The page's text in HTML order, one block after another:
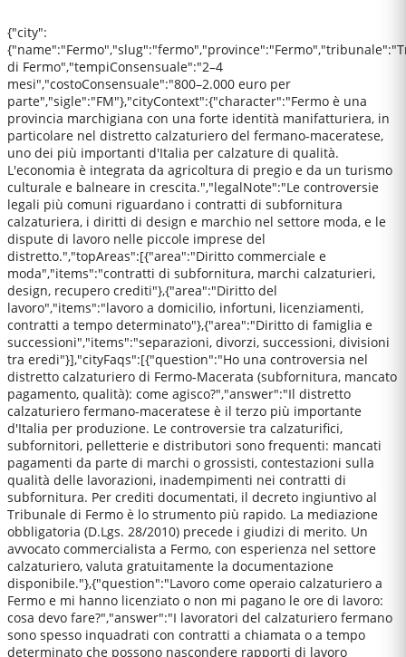
{"city":
di Fermo","tempiConsensuale":"2–4
mesi","costoConsensuale":"800–2.000 euro per
parte","sigle":"FM"},"cityContext":{"character":"Fermo è una
provincia marchigiana con una forte identità manifatturiera, in
particolare nel distretto calzaturiero del fermano-maceratese,
uno dei più importanti d'Italia per calzature di qualità.
L'economia è integrata da agricoltura di pregio e da un turismo
culturale e balneare in crescita.","legalNote":"Le controversie
legali più comuni riguardano i contratti di subfornitura
calzaturiera, i diritti di design e marchio nel settore moda, e le
dispute di lavoro nelle piccole imprese del
distretto.","topAreas":[{"area":"Diritto commerciale e
moda","items":"contratti di subfornitura, marchi calzaturieri,
design, recupero crediti"},{"area":"Diritto del
lavoro","items":"lavoro a domicilio, infortuni, licenziamenti,
contratti a tempo determinato"},{"area":"Diritto di famiglia e
successioni","items":"separazioni, divorzi, successioni, divisioni
tra eredi"}],"cityFaqs":[{"question":"Ho una controversia nel
distretto calzaturiero di Fermo-Macerata (subfornitura, mancato
pagamento, qualità): come agisco?","answer":"Il distretto
calzaturiero fermano-maceratese è il terzo più importante
d'Italia per produzione. Le controversie tra calzaturifici,
subfornitori, pelletterie e distributori sono frequenti: mancati
pagamenti da parte di marchi o grossisti, contestazioni sulla
qualità delle lavorazioni, inadempimenti nei contratti di
subfornitura. Per crediti documentati, il decreto ingiuntivo al
Tribunale di Fermo è lo strumento più rapido. La mediazione
obbligatoria (D.Lgs. 28/2010) precede i giudizi di merito. Un
avvocato commercialista a Fermo, con esperienza nel settore
calzaturiero, valuta gratuitamente la documentazione
disponibile."},{"question":"Lavoro come operaio calzaturiero a
Fermo e mi hanno licenziato o non mi pagano le ore di lavoro:
cosa devo fare?","answer":"I lavoratori del calzaturiero fermano
sono spesso inquadrati con contratti a chiamata o a tempo
determinato che possono nascondere rapporti di lavoro